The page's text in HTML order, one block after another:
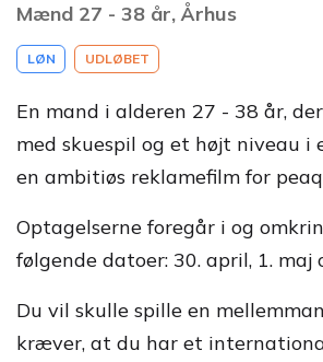
Mænd 27 - 38 år, Århus
LØN UDLØBET
En mand i alderen 27 - 38 år,
med skuespil og et højt niveau i
en ambitiøs reklamefilm for
Optagelserne foregår i og
følgende datoer: 30. april, 1. maj
Du vil skulle spille en
kræver, at du har et